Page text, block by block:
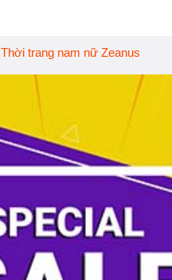
Thời trang nam nữ Zeanus